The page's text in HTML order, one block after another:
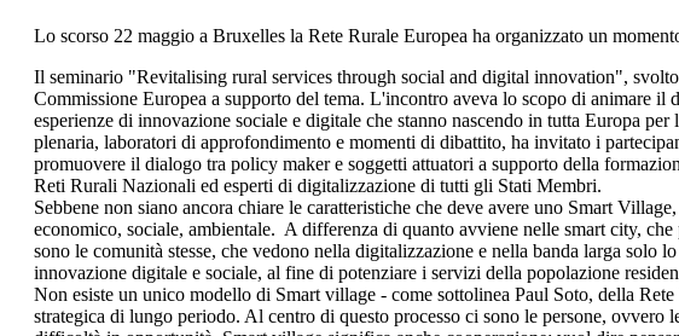
Lo scorso 22 maggio a Bruxelles la Rete Rurale Europea ha organizzato un
Il seminario "Revitalising rural services through social and digital innovation",
Commissione Europea a supporto del tema. L'incontro aveva lo scopo di animare
esperienze di innovazione sociale e digitale che stanno nascendo in tutta Europa
plenaria, laboratori di approfondimento e momenti di dibattito, ha invitato i
promuovere il dialogo tra policy maker e soggetti attuatori a supporto della
Reti Rurali Nazionali ed esperti di digitalizzazione di tutti gli Stati Membri.
Sebbene non siano ancora chiare le caratteristiche che deve avere uno Smart
economico, sociale, ambientale. A differenza di quanto avviene nelle smart city,
sono le comunità stesse, che vedono nella digitalizzazione e nella banda larga
innovazione digitale e sociale, al fine di potenziare i servizi della popolazione
Non esiste un unico modello di Smart village - come sottolinea Paul Soto, della
strategica di lungo periodo. Al centro di questo processo ci sono le persone,